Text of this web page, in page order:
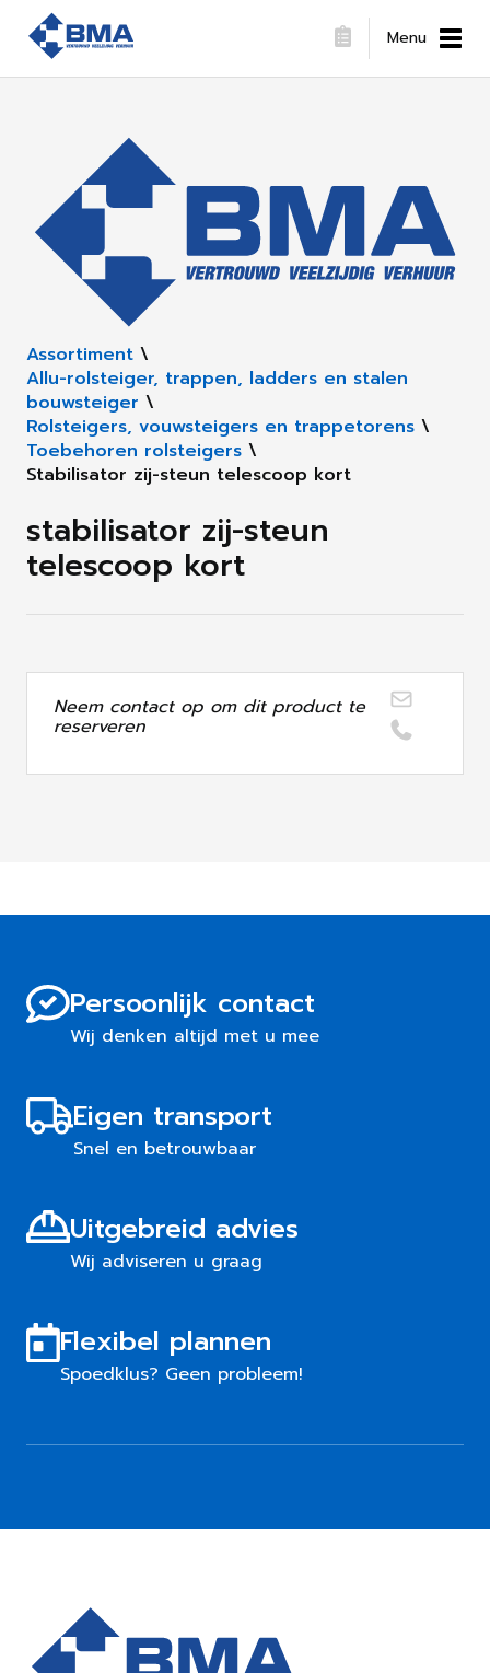
Menu
Assortiment \
Allu-rolsteiger, trappen, ladders en stalen
bouwsteiger \
Rolsteigers, vouwsteigers en trappetorens \
Toebehoren rolsteigers \
Stabilisator zij-steun telescoop kort
stabilisator zij-steun
telescoop kort
Neem contact op om dit product te
reserveren
Persoonlijk contact
Wij denken altijd met u mee
Eigen transport
Snel en betrouwbaar
Uitgebreid advies
Wij adviseren u graag
Flexibel plannen
Spoedklus? Geen probleem!